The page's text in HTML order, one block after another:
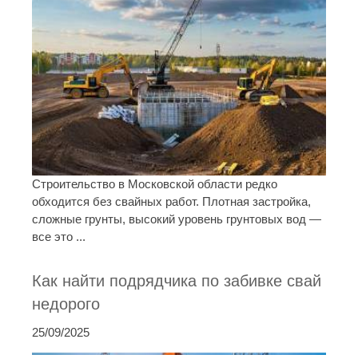
Строительство в Московской области редко
обходится без свайных работ. Плотная застройка,
сложные грунты, высокий уровень грунтовых вод —
все это ...
Как найти подрядчика по забивке свай
недорого
25/09/2025